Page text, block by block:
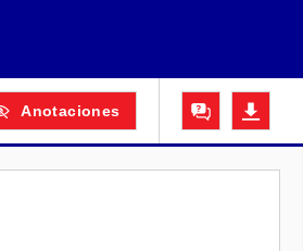
Anotaciones